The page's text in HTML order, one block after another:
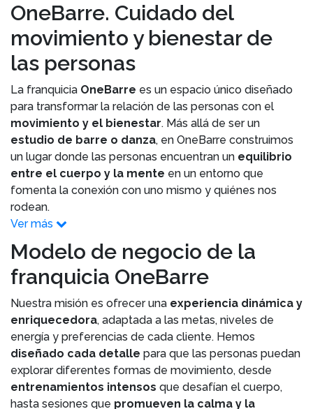
OneBarre. Cuidado del
movimiento y bienestar de
las personas
La franquicia OneBarre es un espacio único diseñado
para transformar la relación de las personas con el
movimiento y el bienestar. Más allá de ser un
estudio de barre o danza, en OneBarre construimos
un lugar donde las personas encuentran un equilibrio
entre el cuerpo y la mente en un entorno que
fomenta la conexión con uno mismo y quiénes nos
rodean.
Ver más
Modelo de negocio de la
franquicia OneBarre
Nuestra misión es ofrecer una experiencia dinámica y
enriquecedora, adaptada a las metas, niveles de
energía y preferencias de cada cliente. Hemos
diseñado cada detalle para que las personas puedan
explorar diferentes formas de movimiento, desde
entrenamientos intensos que desafían el cuerpo,
hasta sesiones que promueven la calma y la